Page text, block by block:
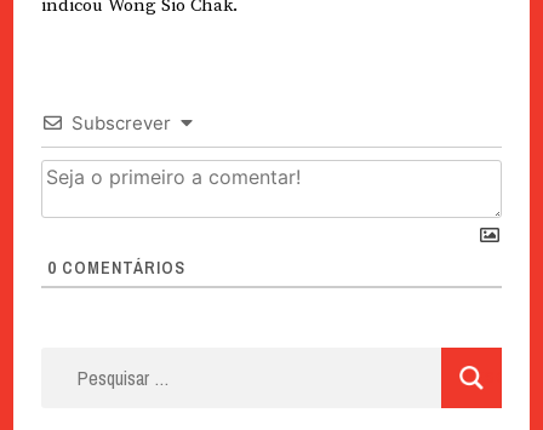
indicou Wong Sio Chak.
Subscrever
0 COMENTÁRIOS